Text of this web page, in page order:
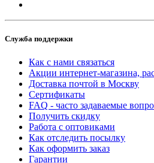
Служба поддержки
Как с нами связаться
Акции интернет-магазина,
Доставка почтой в Москву
Сертификаты
FAQ - часто задаваемые
Получить скидку
Работа с оптовиками
Как отследить посылку
Как оформить заказ
Гарантии